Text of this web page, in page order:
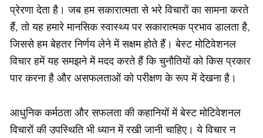
प्रेरणा देता है। जब हम सकारात्मता से भरे विचारों का सामना करते
हैं, तो यह हमारे मानसिक स्वास्थ्य पर सकारात्मक प्रभाव डालता है,
जिससे हम बेहतर निर्णय लेने में सक्षम होते हैं। बेस्ट मोटिवेशनल
विचार हमें यह समझने में मदद करते हैं कि चुनौतियों को किस प्रकार
पार करना है और असफलताओं को परीक्षण के रूप में देखना है।
आधुनिक कर्मठता और सफलता की कहानियों में बेस्ट मोटिवेशनल
विचारों की उपस्थिति भी ध्यान में रखी जानी चाहिए। ये विचार न